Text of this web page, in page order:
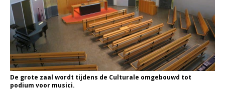
De grote zaal wordt tijdens de Culturale omgebouwd tot
podium voor musici.